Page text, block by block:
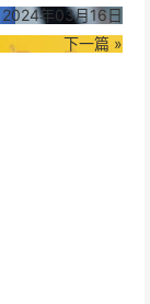
2024年03月16日
下一篇 »